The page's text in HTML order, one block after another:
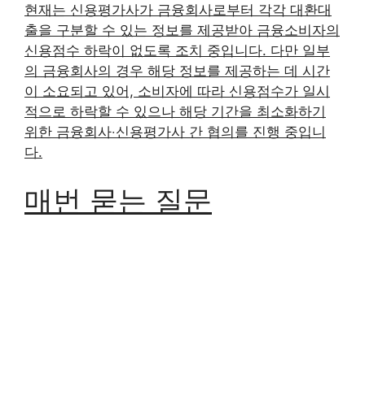
현재는 신용평가사가 금융회사로부터 각각 대환대
출을 구분할 수 있는 정보를 제공받아 금융소비자의
신용점수 하락이 없도록 조치 중입니다. 다만 일부
의 금융회사의 경우 해당 정보를 제공하는 데 시간
이 소요되고 있어, 소비자에 따라 신용점수가 일시
적으로 하락할 수 있으나 해당 기간을 최소화하기
위한 금융회사‧신용평가사 간 협의를 진행 중입니
다.
매번 묻는 질문